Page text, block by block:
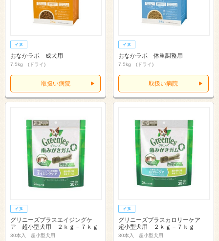
おなかラボ 成犬用
7.5kg (ドライ)
取扱い病院
おなかラボ 体重調整用
7.5kg (ドライ)
取扱い病院
グリニーズプラスエイジングケ
ア 超小型犬用 ２ｋｇ－７ｋｇ
30本入 超小型犬用
グリニーズプラスカロリーケア
超小型犬用 ２ｋｇ－７ｋｇ
30本入 超小型犬用